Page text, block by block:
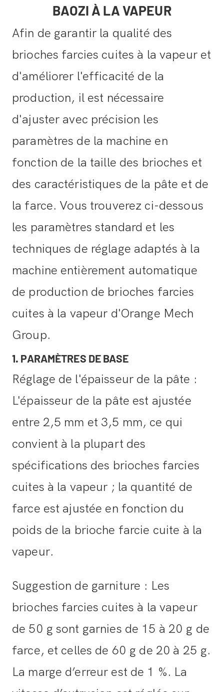
BAOZI À LA VAPEUR
Afin de garantir la qualité des
brioches farcies cuites à la vapeur et
d'améliorer l'efficacité de la
production, il est nécessaire
d'ajuster avec précision les
paramètres de la machine en
fonction de la taille des brioches et
des caractéristiques de la pâte et de
la farce. Vous trouverez ci-dessous
les paramètres standard et les
techniques de réglage adaptés à la
machine entièrement automatique
de production de brioches farcies
cuites à la vapeur d'Orange Mech
Group.
1. PARAMÈTRES DE BASE
Réglage de l'épaisseur de la pâte :
L'épaisseur de la pâte est ajustée
entre 2,5 mm et 3,5 mm, ce qui
convient à la plupart des
spécifications des brioches farcies
cuites à la vapeur ; la quantité de
farce est ajustée en fonction du
poids de la brioche farcie cuite à la
vapeur.
Suggestion de garniture : Les
brioches farcies cuites à la vapeur
de 50 g sont garnies de 15 à 20 g de
farce, et celles de 60 g de 20 à 25 g.
La marge d’erreur est de 1 %. La